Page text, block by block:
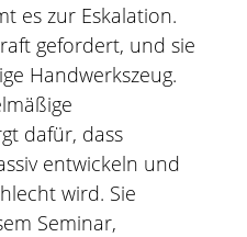
es zur Eskalation.
gefordert, und sie
Handwerkszeug.
dafür, dass
entwickeln und
wird. Sie
Seminar,